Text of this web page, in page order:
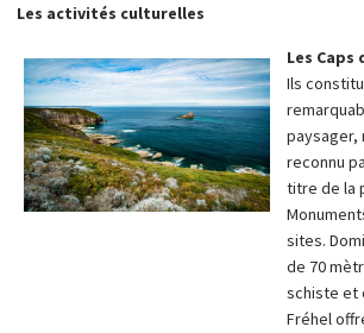
Les activités culturelles
Les Caps
Ils
paysager,
reconnu
titre de la
sites.
de 70
schiste et
Fréhel